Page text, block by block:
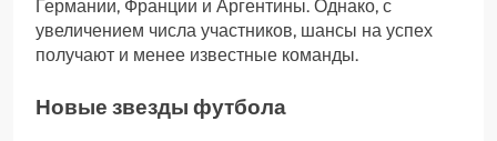
Германии, Франции и Аргентины. Однако, с
увеличением числа участников, шансы на успех
получают и менее известные команды.
Новые звезды футбола